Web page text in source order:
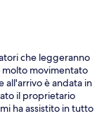
che leggeranno
molto movimentato
all'arrivo è andata in
il proprietario
ha assistito in tutto